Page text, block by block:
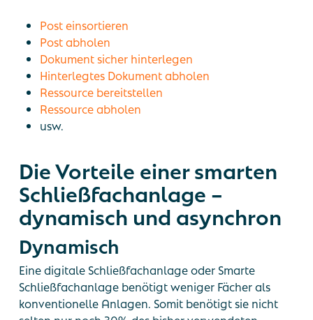
Post einsortieren
Post abholen
Dokument sicher hinterlegen
Hinterlegtes Dokument abholen
Ressource bereitstellen
Ressource abholen
usw.
Die Vorteile einer smarten
Schließfachanlage –
dynamisch und asynchron
Dynamisch
Eine digitale Schließfachanlage oder Smarte
Schließfachanlage benötigt weniger Fächer als
konventionelle Anlagen. Somit benötigt sie nicht